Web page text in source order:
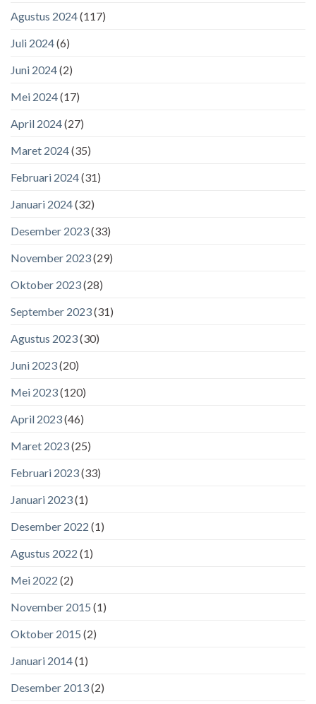
Agustus 2024(117)
Juli 2024(6)
Juni 2024(2)
Mei 2024(17)
April 2024(27)
Maret 2024(35)
Februari 2024(31)
Januari 2024(32)
Desember 2023(33)
November 2023(29)
Oktober 2023(28)
September 2023(31)
Agustus 2023(30)
Juni 2023(20)
Mei 2023(120)
April 2023(46)
Maret 2023(25)
Februari 2023(33)
Januari 2023(1)
Desember 2022 (1)
Agustus 2022 (1)
Mei 2022 (2)
November 2015 (1)
Oktober 2015 (2)
Januari 2014(1)
Desember 2013(2)